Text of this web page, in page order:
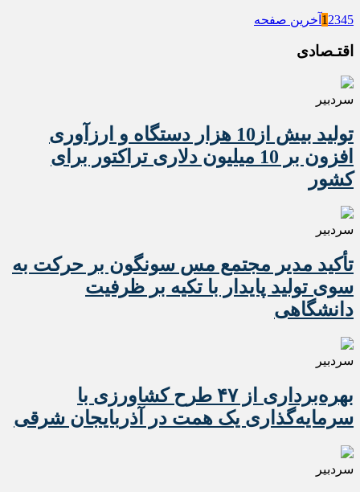
1 2345 آخرین صفحه
اقتـصادی
سردبیر
تولید بیش از10 هزار دستگاه و ارزآوری
افزون بر 10 میلیون دلاری تراکتور برای
کشور
سردبیر
تأکید مدیر مجتمع مس سونگون بر حرکت به
سوی تولید پایدار با تکیه بر ظرفیت
دانشگاهی
سردبیر
بهره‌برداری از ۴۷ طرح کشاورزی با
سرمایه‌گذاری یک همت در آذربایجان شرقی
سردبیر